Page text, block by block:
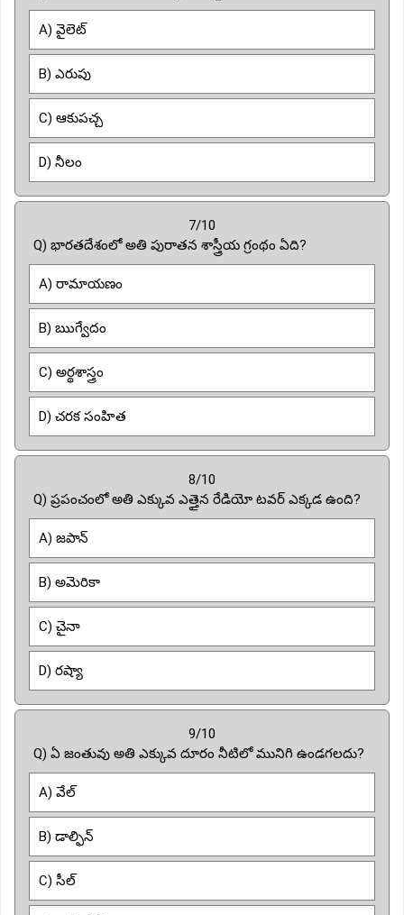
A) వైలెట్
B) ఎరుపు
C) ఆకుపచ్చ
D) నీలం
7/10
Q) భారతదేశంలో అతి పురాతన శాస్త్రీయ గ్రంథం ఏది?
A) రామాయణం
B) ఋగ్వేదం
C) అర్థశాస్త్రం
D) చరక సంహిత
8/10
Q) ప్రపంచంలో అతి ఎక్కువ ఎత్తైన రేడియో టవర్ ఎక్కడ ఉంది?
A) జపాన్
B) అమెరికా
C) చైనా
D) రష్యా
9/10
Q) ఏ జంతువు అతి ఎక్కువ దూరం నీటిలో మునిగి ఉండగలదు?
A) వేల్
B) డాల్ఫిన్
C) సీల్